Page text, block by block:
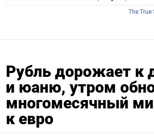
Рубль дорожает к
и юаню, утром
многомесячный
к евро